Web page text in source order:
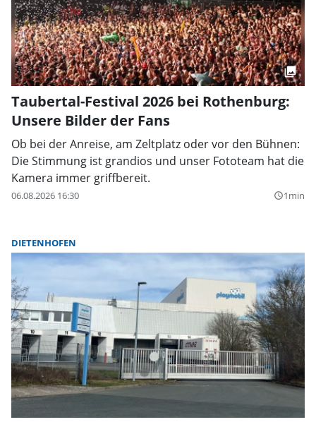
Taubertal-Festival 2026 bei Rothenburg:
Unsere Bilder der Fans
Ob bei der Anreise, am Zeltplatz oder vor den Bühnen:
Die Stimmung ist grandios und unser Fototeam hat die
Kamera immer griffbereit.
06.08.2026 16:30 query_builder1min
DIETENHOFEN